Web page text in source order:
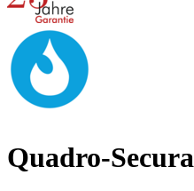
Quadro-Secura